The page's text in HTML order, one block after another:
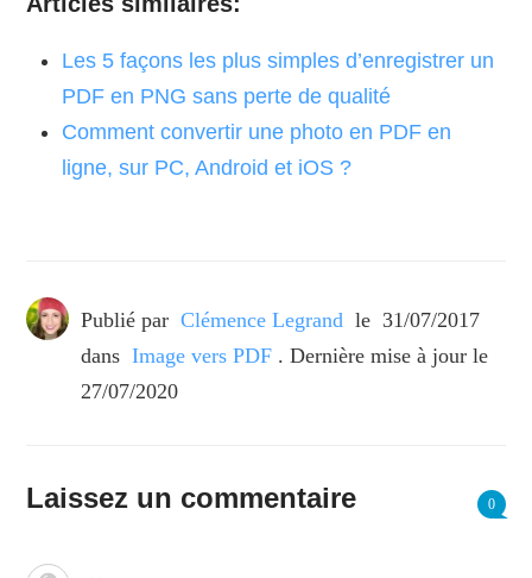
Les 5 façons les plus simples d’enregistrer un
PDF en PNG sans perte de qualité
Comment convertir une photo en PDF en
ligne, sur PC, Android et iOS ?
Publié par Clémence Legrand le 31/07/2017
dans Image vers PDF . Dernière mise à jour le
27/07/2020
Laissez un commentaire 0